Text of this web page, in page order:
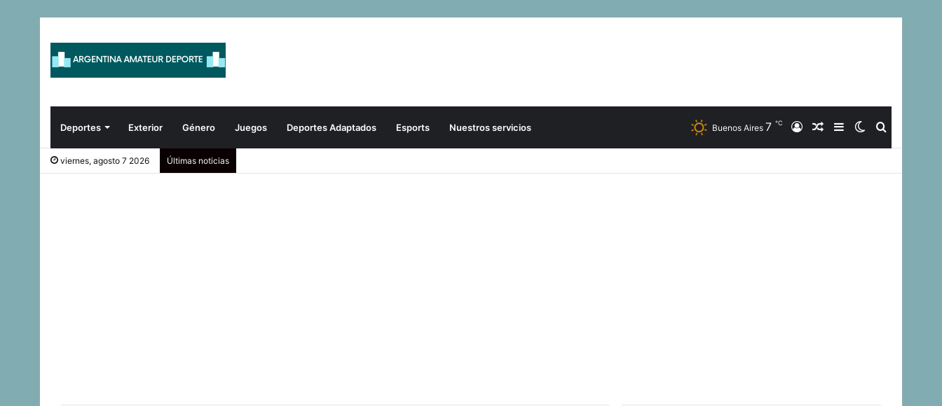
Deportes Exterior Género Juegos Deportes Adaptados Esports Nuestros servicios Buscar
Switch
Barra
Artículo
Iniciar
Buenos Aires 7 ℃
viernes, agosto 7 2026 Últimas noticias